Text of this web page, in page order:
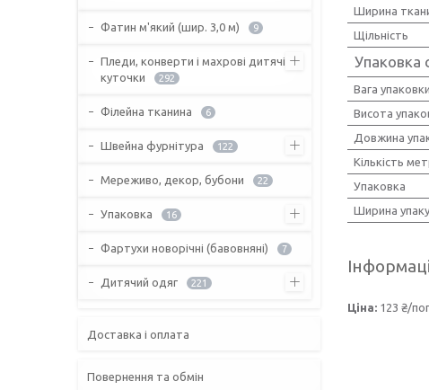
Ширина
Щільність
Упаковка
Вага упаковки
Висота
Довжина
Кількість
Упаковка
Ширина
Ціна: 123 ₴/
Фатин м'який (шир. 3,0 м) 9
Пледи, конверти і махрові дитячі
куточки
292
Філейна тканина 6
Швейна фурнітура 122
Мереживо, декор, бубони 22
Упаковка 16
Фартухи новорічні (бавовняні) 7
Дитячий одяг 221
Доставка і оплата
Повернення та обмін